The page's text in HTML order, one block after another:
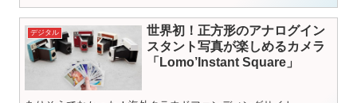
デジタル
世界初！正方形のアナログイン
スタント写真が楽しめるカメラ
「Lomo’Instant Square」